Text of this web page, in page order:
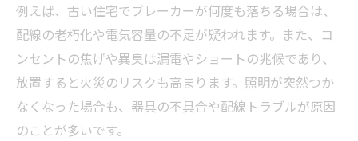
例えば、古い住宅でブレーカーが何度も落ちる場合は、
配線の老朽化や電気容量の不足が疑われます。また、コ
ンセントの焦げや異臭は漏電やショートの兆候であり、
放置すると火災のリスクも高まります。照明が突然つか
なくなった場合も、器具の不具合や配線トラブルが原因
のことが多いです。